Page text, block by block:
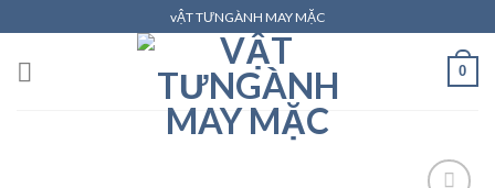
to
content
vẬT TƯNGÀNH MAY MẶC
0